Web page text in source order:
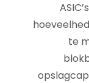
te